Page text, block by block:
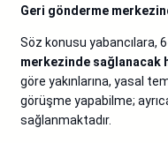
Geri gönderme
Söz konusu yabancılara,
merkezinde sağlanacak
göre yakınlarına, yasal
görüşme yapabilme;
sağlanmaktadır.